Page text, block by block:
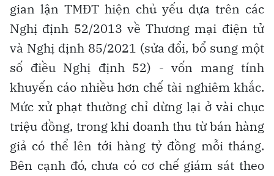
gian lận TMĐT hiện chủ yếu dựa trên các
Nghị định 52/2013 về Thương mại điện tử
và Nghị định 85/2021 (sửa đổi, bổ sung một
số điều Nghị định 52) - vốn mang tính
khuyến cáo nhiều hơn chế tài nghiêm khắc.
Mức xử phạt thường chỉ dừng lại ở vài chục
triệu đồng, trong khi doanh thu từ bán hàng
giả có thể lên tới hàng tỷ đồng mỗi tháng.
Bên cạnh đó, chưa có cơ chế giám sát theo